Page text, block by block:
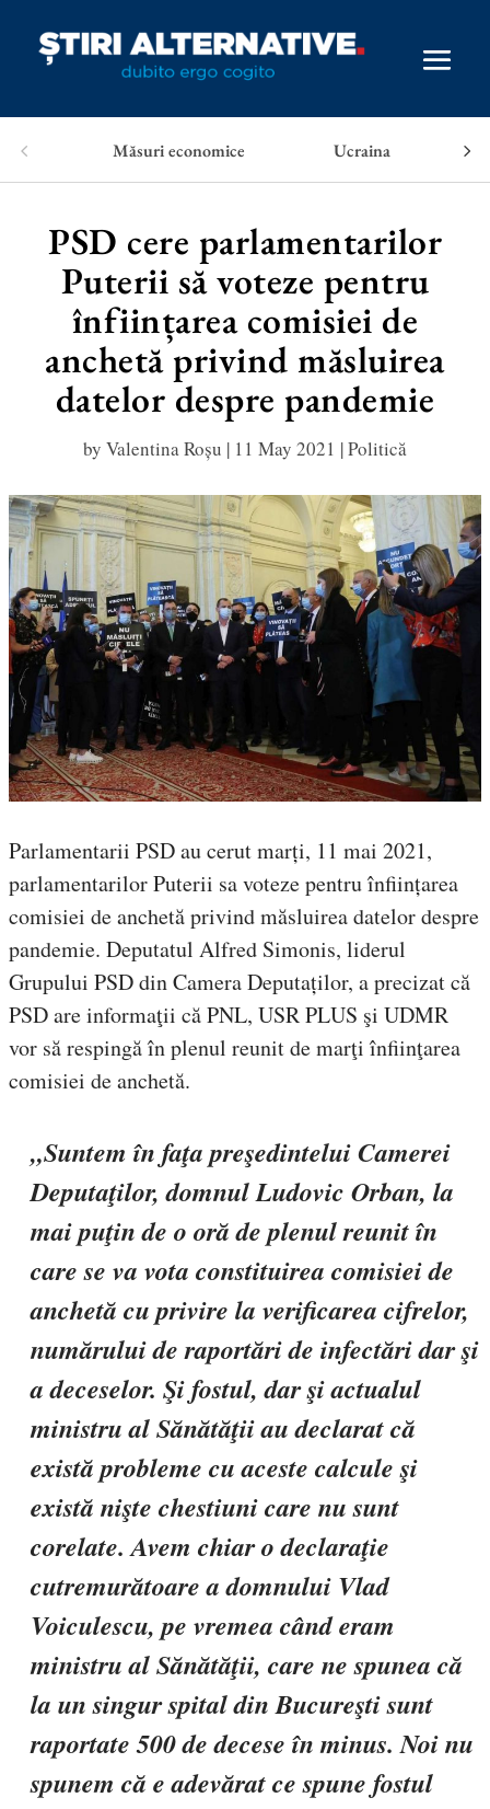
Măsuri economice Ucraina
PSD cere parlamentarilor
Puterii să voteze pentru
înființarea comisiei de
anchetă privind măsluirea
datelor despre pandemie
by Valentina Roșu | 11 May 2021 |Politică
Parlamentarii PSD au cerut marți, 11 mai 2021,
parlamentarilor Puterii sa voteze pentru înființarea
comisiei de anchetă privind măsluirea datelor despre
pandemie. Deputatul Alfred Simonis, liderul
Grupului PSD din Camera Deputaților, a precizat că
PSD are informaţii că PNL, USR PLUS şi UDMR
vor să respingă în plenul reunit de marţi înfiinţarea
comisiei de anchetă.
„Suntem în faţa preşedintelui Camerei
Deputaţilor, domnul Ludovic Orban, la
mai puţin de o oră de plenul reunit în
care se va vota constituirea comisiei de
anchetă cu privire la verificarea cifrelor,
numărului de raportări de infectări dar şi
a deceselor. Şi fostul, dar şi actualul
ministru al Sănătăţii au declarat că
există probleme cu aceste calcule şi
există nişte chestiuni care nu sunt
corelate. Avem chiar o declaraţie
cutremurătoare a domnului Vlad
Voiculescu, pe vremea când eram
ministru al Sănătăţii, care ne spunea că
la un singur spital din Bucureşti sunt
raportate 500 de decese în minus. Noi nu
spunem că e adevărat ce spune fostul